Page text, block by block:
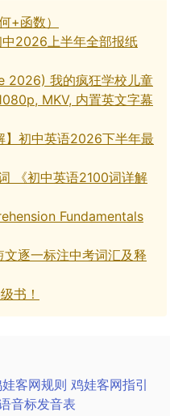
+函数）
中2026上半年全部报纸
2026) 我的疯狂学校儿童
MKV, 内置英文字幕
】初中英语2026下半年最
《初中英语2100词详解
Fundamentals
逐一标注中考词汇及释
书！
娃客网规则 鸡娃客网指引
音标发音表